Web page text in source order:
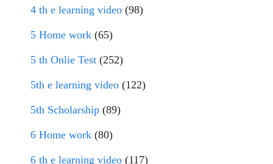
4 th e learning video (98)
5 Home work (65)
5 th Onlie Test (252)
5th e learning video (122)
5th Scholarship (89)
6 Home work (80)
6 th e learning video (117)